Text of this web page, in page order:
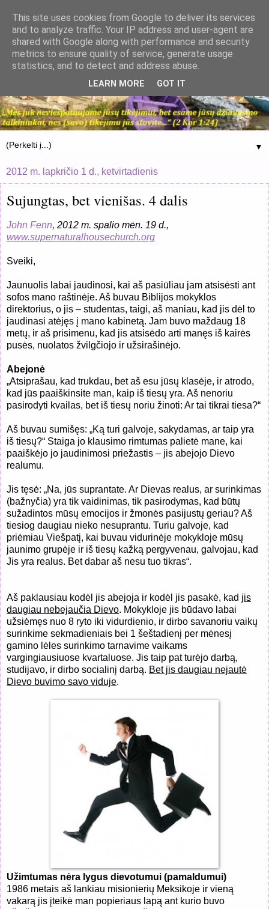
▼
2012 m. lapkričio 1 d., ketvirtadienis
Sujungtas, bet vienišas. 4 dalis
John Fenn, 2012 m. spalio mėn. 19 d.,
www.supernaturalhousechurch.org
Sveiki,
Jaunuolis labai jaudinosi, kai aš pasiūliau jam atsisėsti ant
sofos mano raštinėje. Aš buvau Biblijos mokyklos
direktorius, o jis – studentas, taigi, aš maniau, kad jis dėl to
jaudinasi atėjęs į mano kabinetą. Jam buvo maždaug 18
metų, ir aš prisimenu, kad jis atsisėdo arti manęs iš kairės
pusės, nuolatos žvilgčiojo ir užsirašinėjo.
Abejonė
„Atsiprašau, kad trukdau, bet aš esu jūsų klasėje, ir atrodo,
kad jūs paaiškinsite man, kaip iš tiesų yra. Aš nenoriu
pasirodyti kvailas, bet iš tiesų noriu žinoti: Ar tai tikrai tiesa?“
Aš buvau sumišęs: „Ką turi galvoje, sakydamas, ar taip yra
iš tiesų?“ Staiga jo klausimo rimtumas palietė mane, kai
paaiškėjo jo jaudinimosi priežastis – jis abejojo Dievo
realumu.
Jis tęsė: „Na, jūs suprantate. Ar Dievas realus, ar surinkimas
(bažnyčia) yra tik vaidinimas, tik pasirodymas, kad būtų
sužadintos mūsų emocijos ir žmonės pasijustų geriau? Aš
tiesiog daugiau nieko nesuprantu. Turiu galvoje, kad
priėmiau Viešpatį, kai buvau vidurinėje mokykloje mūsų
jaunimo grupėje ir iš tiesų kažką pergyvenau, galvojau, kad
Jis yra realus. Bet dabar aš nesu tuo tikras“.
Aš paklausiau kodėl jis abejoja ir kodėl jis pasakė, kad jis
daugiau nebejaučia Dievo. Mokykloje jis būdavo labai
užsiėmęs nuo 8 ryto iki vidurdienio, ir dirbo savanoriu vaikų
surinkime sekmadieniais bei 1 šeštadienį per mėnesį
gamino lėles surinkimo tarnavime vaikams
vargingiausiuose kvartaluose. Jis taip pat turėjo darbą,
studijavo, ir dirbo socialinį darbą. Bet jis daugiau nejautė
Dievo buvimo savo viduje.
Užimtumas nėra lygus dievotumui (pamaldumui)
1986 metais aš lankiau misionierių Meksikoje ir vieną
vakarą jis įteikė man popieriaus lapą ant kurio buvo
This site uses cookies from Google to deliver its services
and to analyze traffic. Your IP address and user-agent are
shared with Google along with performance and security
metrics to ensure quality of service, generate usage
statistics, and to detect and address abuse.
LEARN MORE GOT IT